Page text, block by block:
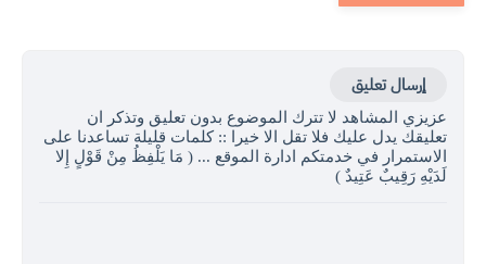
إرسال تعليق
عزيزي المشاهد لا تترك الموضوع بدون تعليق وتذكر ان
تعليقك يدل عليك فلا تقل الا خيرا :: كلمات قليلة تساعدنا على
الاستمرار في خدمتكم ادارة الموقع ... ( مَا يَلْفِظُ مِنْ قَوْلٍ إِلا
لَدَيْهِ رَقِيبٌ عَتِيدٌ )